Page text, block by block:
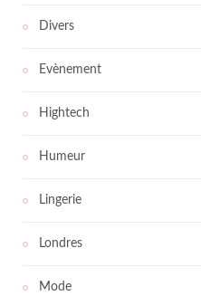
Divers
Evènement
Hightech
Humeur
Lingerie
Londres
Mode